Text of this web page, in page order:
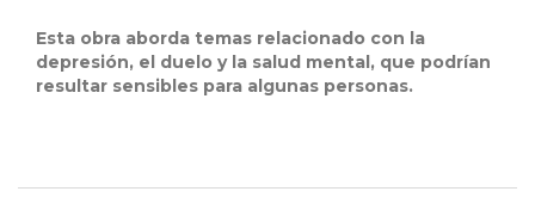
Esta obra aborda temas relacionado con la
depresión, el duelo y la salud mental, que podrían
resultar sensibles para algunas personas.